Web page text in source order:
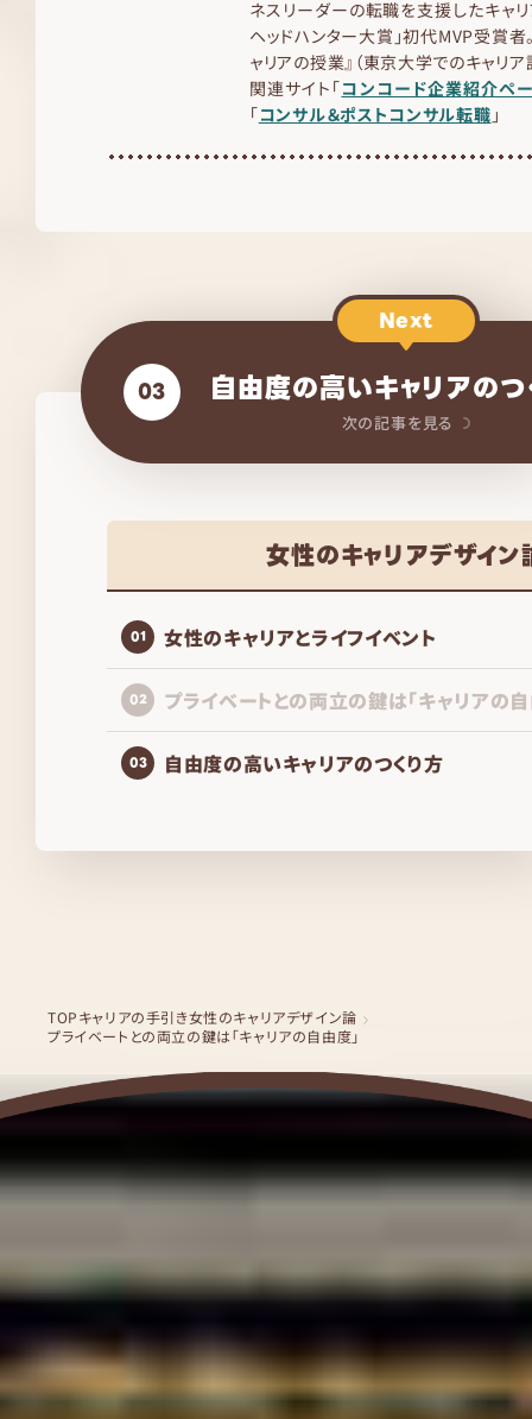
ネスリーダーの転職を支援したキャ
ヘッドハンター大賞」初代MVP受賞者
ャリアの授業』（東京大学でのキャリ
関連サイト「コンコード企業紹介ペ
「コンサル＆ポストコンサル転職 」
03
Next
自由度の高いキャリアのつ
次の記事を見る
女性のキャリアデザイン
01 女性のキャリアとライフイベント
02 プライベートとの両立の鍵は「キャリアの自
03 自由度の高いキャリアのつくり方
TOPキャリアの手引き女性のキャリアデザイン論
プライベートとの両立の鍵は「キャリアの自由度」